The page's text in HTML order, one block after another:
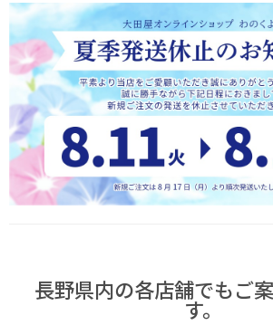
長野県内の各店舗でもご
す。